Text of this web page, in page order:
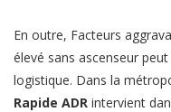
En outre, Facteurs
élevé sans ascenseur
logistique. Dans la
Rapide ADR intervient